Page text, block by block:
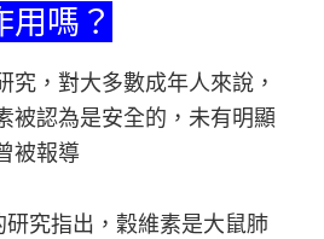
嗎？
究，對大多數成年人來說，
被認為是安全的，未有明顯
被報導
究指出，穀維素是大鼠肺